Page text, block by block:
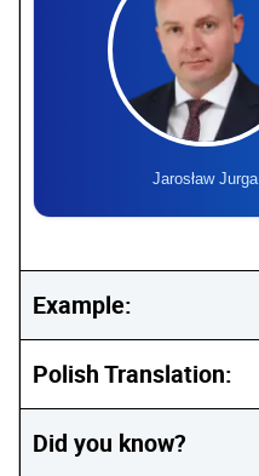
Jarosław Jurga
Example:
Polish Translation:
Did you know?